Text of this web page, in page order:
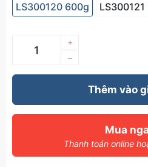
LS300120 600g
–
+
Thêm vào
Mua
Thanh toán online